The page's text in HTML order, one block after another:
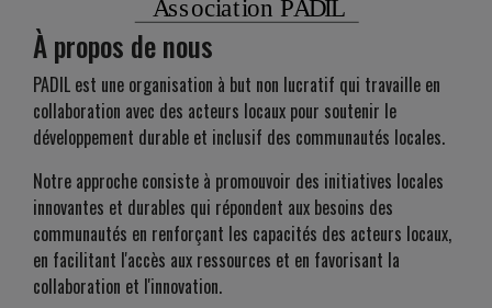
À propos de nous
PADIL est une organisation à but non lucratif qui travaille en
collaboration avec des acteurs locaux pour soutenir le
développement durable et inclusif des communautés locales.
Notre approche consiste à promouvoir des initiatives locales
innovantes et durables qui répondent aux besoins des
communautés en renforçant les capacités des acteurs locaux,
en facilitant l'accès aux ressources et en favorisant la
collaboration et l'innovation.